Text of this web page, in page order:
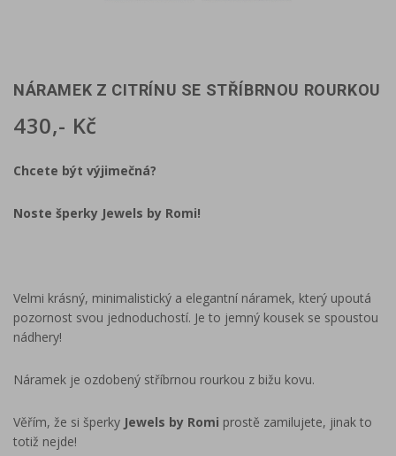
NÁRAMEK Z CITRÍNU SE STŘÍBRNOU ROURKOU
430,- Kč
Chcete být výjimečná?
Noste šperky Jewels by Romi!
Velmi krásný, minimalistický a elegantní náramek, který upoutá
pozornost svou jednoduchostí. Je to jemný kousek se spoustou
nádhery!
Náramek je ozdobený stříbrnou rourkou z bižu kovu.
Věřím, že si šperky Jewels by Romi prostě zamilujete, jinak to
totiž nejde!